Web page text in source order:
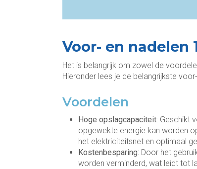
Voor- en
Het is belangrijk om zowel de
Hieronder lees je de belangrijkste
Voordelen
Hoge opslagcapaciteit: Geschikt
opgewekte energie kan worden
het elektriciteitsnet en optimaal
Kostenbesparing: Door het
worden verminderd, wat leidt tot